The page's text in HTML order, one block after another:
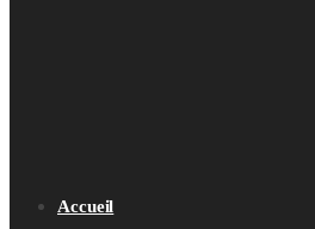
Accueil